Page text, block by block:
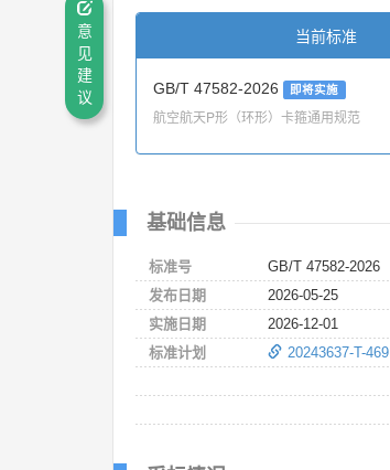
当前标准
GB/T 47582-2026 即将实施
航空航天P形（环形）卡箍通用规范
基础信息
标准号
GB/T 47582-2026
发布日期
2026-05-25
实施日期
2026-12-01
标准计划
20243637-T-469
意
见
建
议